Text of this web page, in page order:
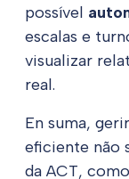
possível
escalas e
visualizar
real.
En suma,
eficiente não
da ACT,